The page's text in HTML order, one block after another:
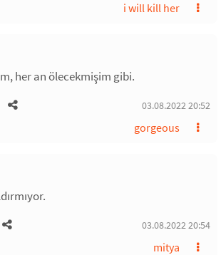
i will kill her
her an ölecekmişim gibi.
03.08.2022 20:52
gorgeous
03.08.2022 20:54
mitya